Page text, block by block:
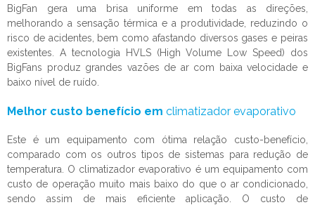
BigFan gera uma brisa uniforme em todas as direções,
melhorando a sensação térmica e a produtividade, reduzindo o
risco de acidentes, bem como afastando diversos gases e peiras
existentes. A tecnologia HVLS (High Volume Low Speed) dos
BigFans produz grandes vazões de ar com baixa velocidade e
baixo nível de ruído.
Melhor custo benefício em climatizador evaporativo
Este é um equipamento com ótima relação custo-benefício,
comparado com os outros tipos de sistemas para redução de
temperatura. O climatizador evaporativo é um equipamento com
custo de operação muito mais baixo do que o ar condicionado,
sendo assim de mais eficiente aplicação. O custo de